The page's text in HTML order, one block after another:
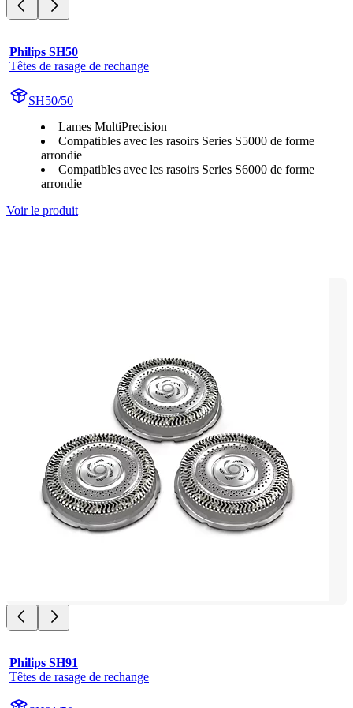
Philips SH50
Têtes de rasage de rechange
SH50/50
Lames MultiPrecision
Compatibles avec les rasoirs Series S5000 de forme
arrondie
Compatibles avec les rasoirs Series S6000 de forme
arrondie
Voir le produit
Philips SH91
Têtes de rasage de rechange